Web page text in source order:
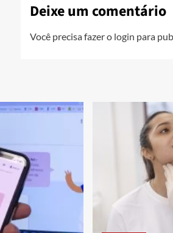
Deixe um comentário
Você precisa fazer o login para